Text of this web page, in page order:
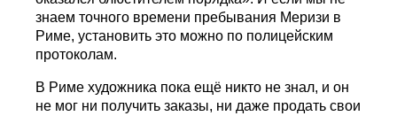
знаем точного времени пребывания Меризи в
Риме, установить это можно по полицейским
протоколам.
В Риме художника пока ещё никто не знал, и он
не мог ни получить заказы, ни даже продать свои